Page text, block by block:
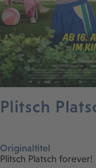
Plitsch
Originaltitel
Plitsch Platsch forever!